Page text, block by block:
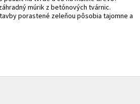
múrik z betónových tvárnic.
porastené zeleňou pôsobia tajomne a